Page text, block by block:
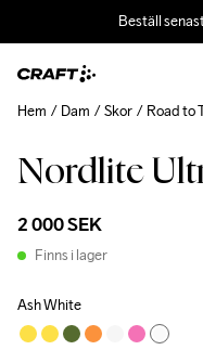
Beställ
Nordlite
2 000 SEK
Finns i lager
Ash White
Hem Dam Skor Road to